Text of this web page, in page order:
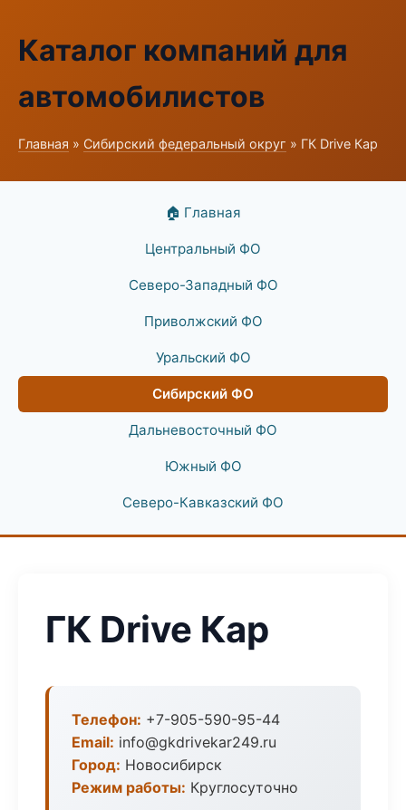
Каталог компаний для
автомобилистов
Главная » Сибирский федеральный округ » ГК Drive Кар
🏠 Главная
Центральный ФО
Северо-Западный ФО
Приволжский ФО
Уральский ФО
Сибирский ФО
Дальневосточный ФО
Южный ФО
Северо-Кавказский ФО
ГК Drive Кар
Телефон: +7-905-590-95-44
Email: info@gkdrivekar249.ru
Город: Новосибирск
Режим работы: Круглосуточно